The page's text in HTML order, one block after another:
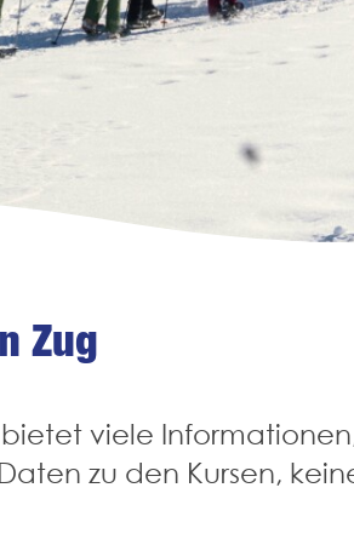
Zug
viele
zu den Kursen,